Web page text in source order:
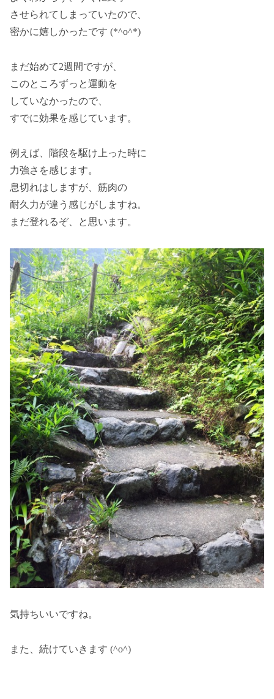
させられてしまっていたので、
密かに嬉しかったです (*^o^*)
まだ始めて2週間ですが、
このところずっと運動を
していなかったので、
すでに効果を感じています。
例えば、階段を駆け上った時に
力強さを感じます。
息切れはしますが、筋肉の
耐久力が違う感じがしますね。
まだ登れるぞ、と思います。
気持ちいいですね。
また、続けていきます (^o^)